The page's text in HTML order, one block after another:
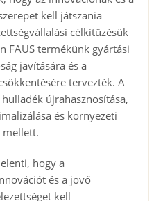
kell játszania
célkitűzésük
FAUS termékünk gyártási
javítására és a
tervezték. A
újrahasznosítása,
és környezeti
mellett.
hogy a
és a jövő
kell